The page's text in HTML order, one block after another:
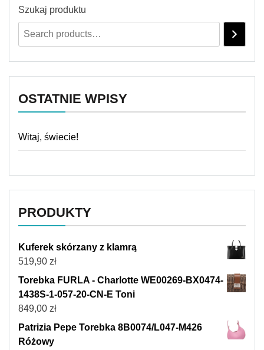
Szukaj produktu
OSTATNIE WPISY
Witaj, świecie!
PRODUKTY
Kuferek skórzany z klamrą
519,90 zł
Torebka FURLA - Charlotte WE00269-BX0474-
1438S-1-057-20-CN-E Toni
849,00 zł
Patrizia Pepe Torebka 8B0074/L047-M426
Różowy